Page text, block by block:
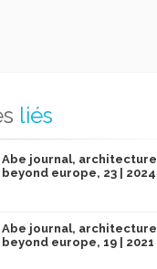
liés
Abe journal, architecture
beyond europe, 23 | 2024
Abe journal, architecture
beyond europe, 19 | 2021